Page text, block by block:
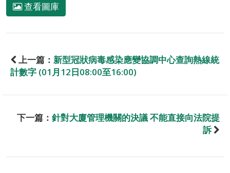
查看圖庫
上一篇： 新型冠狀病毒感染應變協調中心查詢熱線統
計數字 (01月12日08:00至16:00)
下一篇： 針對大廈管理機關的決議 不能直接向法院提
訴